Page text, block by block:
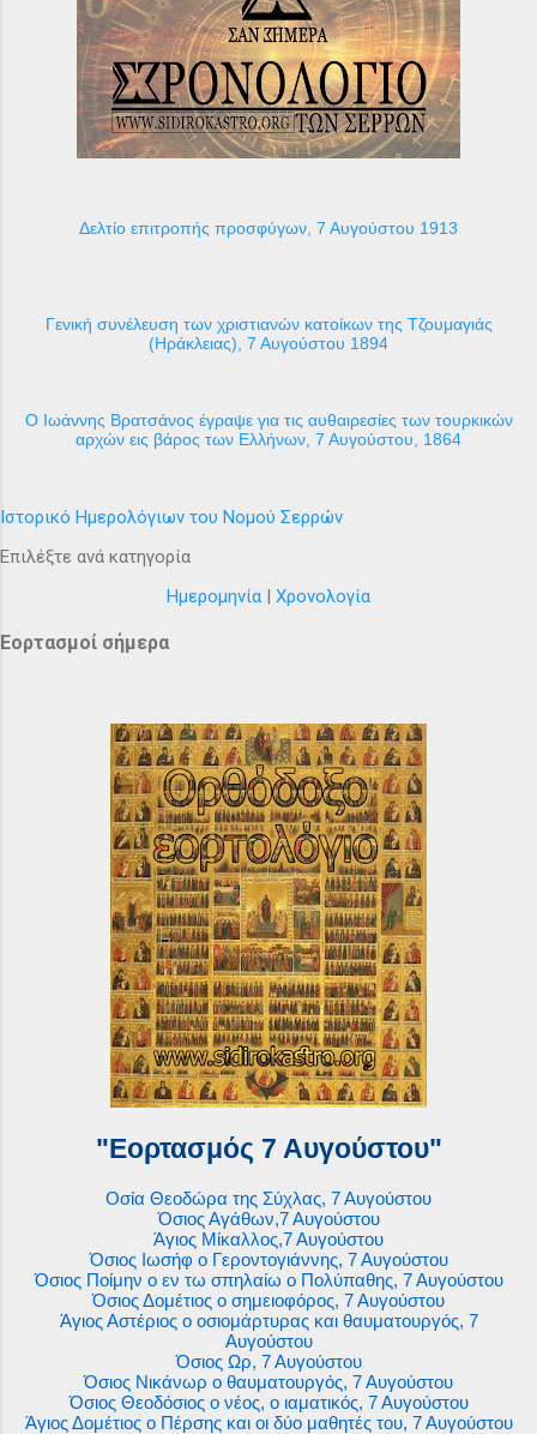
Δελτίο επιτροπής προσφύγων, 7 Αυγούστου 1913
Γενική συνέλευση των χριστιανών κατοίκων της Τζουμαγιάς
(Ηράκλειας), 7 Αυγούστου 1894
Ο Ιωάννης Βρατσάνος έγραψε για τις αυθαιρεσίες των τουρκικών
αρχών εις βάρος των Ελλήνων, 7 Αυγούστου, 1864
Ιστορικό Ημερολόγιων του Νομού Σερρών
Επιλέξτε ανά κατηγορία
Ημερομηνία | Χρονολογία
Εορτασμοί σήμερα
"Εορτασμός 7 Αυγούστου"
Οσία Θεοδώρα της Σύχλας, 7 Αυγούστου
Όσιος Αγάθων,7 Αυγούστου
Άγιος Μίκαλλος,7 Αυγούστου
Όσιος Ιωσήφ ο Γεροντογιάννης, 7 Αυγούστου
Όσιος Ποίμην ο εν τω σπηλαίω ο Πολύπαθης, 7 Αυγούστου
Όσιος Δομέτιος ο σημειοφόρος, 7 Αυγούστου
Άγιος Αστέριος ο οσιομάρτυρας και θαυματουργός, 7
Αυγούστου
Όσιος Ωρ, 7 Αυγούστου
Όσιος Νικάνωρ ο θαυματουργός, 7 Αυγούστου
Όσιος Θεοδόσιος ο νέος, ο ιαματικός, 7 Αυγούστου
Άγιος Δομέτιος ο Πέρσης και οι δύο μαθητές του, 7 Αυγούστου